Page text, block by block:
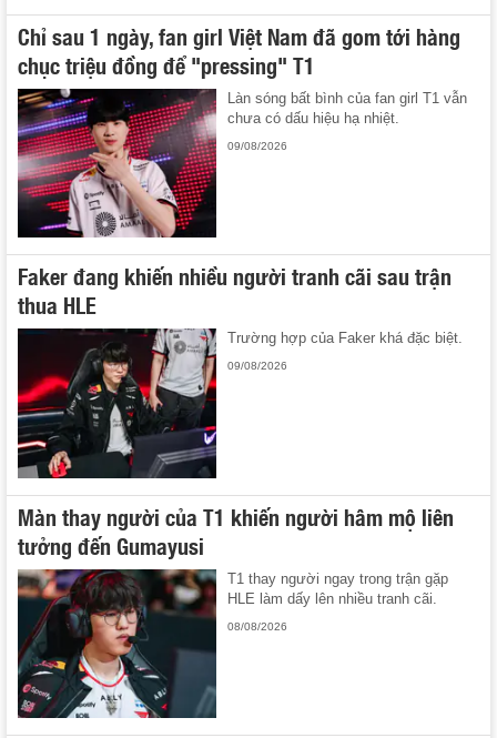
Chỉ sau 1 ngày, fan girl Việt Nam đã gom tới hàng
chục triệu đồng để "pressing" T1
Làn sóng bất bình của fan girl T1 vẫn
chưa có dấu hiệu hạ nhiệt.
09/08/2026
Faker đang khiến nhiều người tranh cãi sau trận
thua HLE
Trường hợp của Faker khá đặc biệt.
09/08/2026
Màn thay người của T1 khiến người hâm mộ liên
tưởng đến Gumayusi
T1 thay người ngay trong trận gặp
HLE làm dấy lên nhiều tranh cãi.
08/08/2026